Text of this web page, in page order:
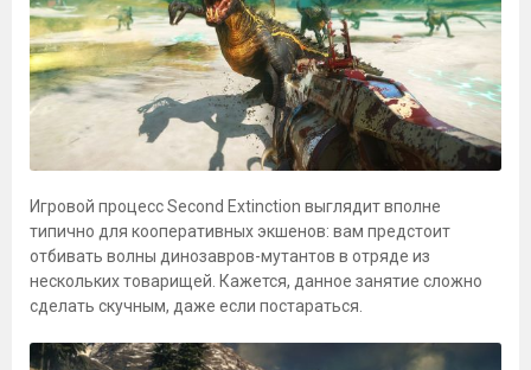
Игровой процесс Second Extinction выглядит вполне
типично для кооперативных экшенов: вам предстоит
отбивать волны динозавров-мутантов в отряде из
нескольких товарищей. Кажется, данное занятие сложно
сделать скучным, даже если постараться.